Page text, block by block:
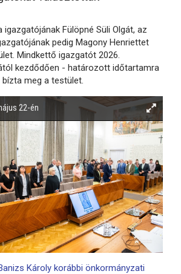
igazgatójának Fülöpné Süli Olgát, az
pedig Magony Henriettet
Mindkettő igazgatót 2026.
kezdődően - határozott időtartamra
bízta meg a testület.
22-én
Károly korábbi önkormányzati